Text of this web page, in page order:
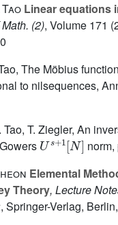
Linear equations
(2), Volume 171
The Möbius
to nilsequences,
Tao, T. Ziegler, An
Us+1[N]
norm,
Elemental
Theory, Lecture
, Springer-Verlag,